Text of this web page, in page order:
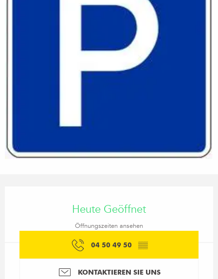
Heute Geöffnet
Öffnungszeiten ansehen
04 50 49 50 ▒▒
KONTAKTIEREN SIE UNS